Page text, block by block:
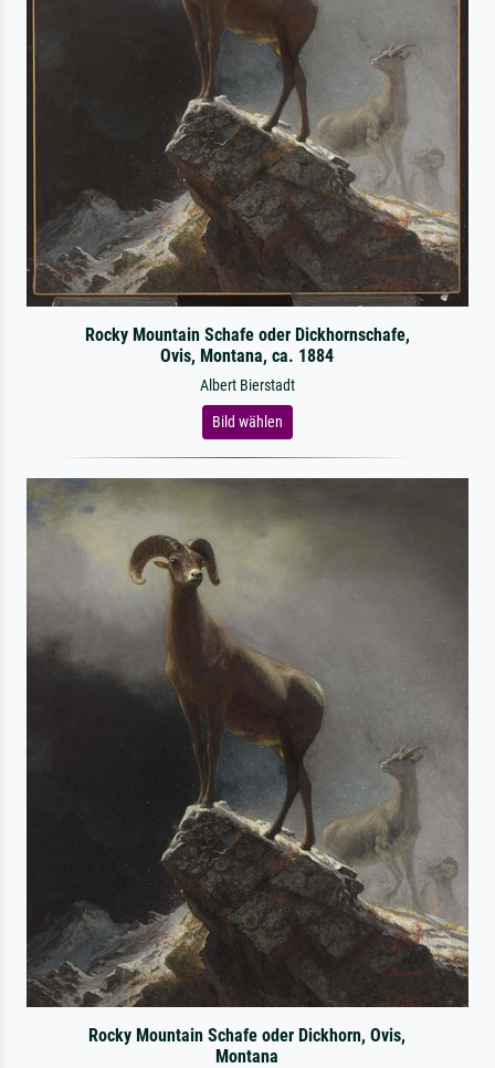
Rocky Mountain Schafe oder Dickhornschafe,
Ovis, Montana, ca. 1884
Albert Bierstadt
Bild wählen
Rocky Mountain Schafe oder Dickhorn, Ovis,
Montana